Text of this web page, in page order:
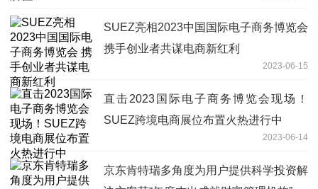
SUEZ亮相2023中国国际电子商务博览会
携手创业者共谋电商新红利
2023-06-15
直击2023国际电子商务博览会现场！
SUEZ跨境电商展位布置火热进行中
2023-06-14
京东肯特瑞多角度为用户提供科学投资解